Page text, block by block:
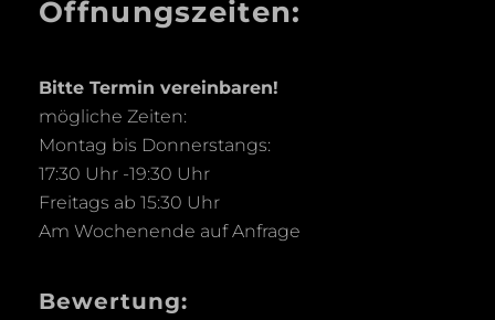
Öffnungszeiten:
Bitte Termin vereinbaren!
mögliche Zeiten:
Montag bis Donnerstangs:
17:30 Uhr -19:30 Uhr
Freitags ab 15:30 Uhr
Am Wochenende auf Anfrage
Bewertung: